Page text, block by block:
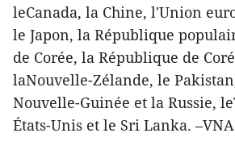
leCanada, la Chine, l'Union
le Japon, la République
de Corée, la République de
laNouvelle-Zélande, le
Nouvelle-Guinée et la Russie,
États-Unis et le Sri Lanka. –VNA